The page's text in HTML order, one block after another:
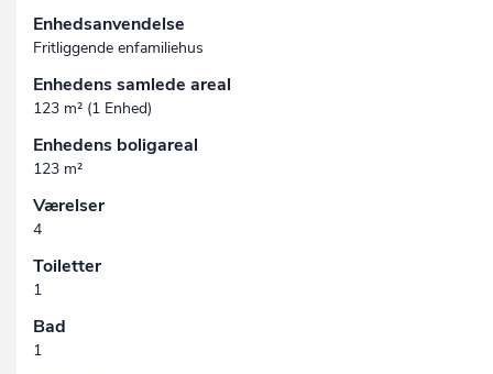
Enhedsanvendelse
Fritliggende enfamiliehus
Enhedens samlede areal
123 m² (1 Enhed)
Enhedens boligareal
123 m²
Værelser
4
Toiletter
1
Bad
1